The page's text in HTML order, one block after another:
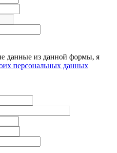
данные из данной формы, я
персональных данных